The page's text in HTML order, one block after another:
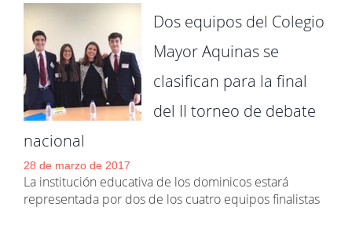
Dos equipos del Colegio
Mayor Aquinas se
clasifican para la final
del II torneo de debate
nacional
28 de marzo de 2017
La institución educativa de los dominicos estará
representada por dos de los cuatro equipos finalistas